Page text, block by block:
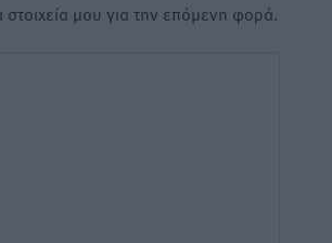
μου για την επόμενη φορά.